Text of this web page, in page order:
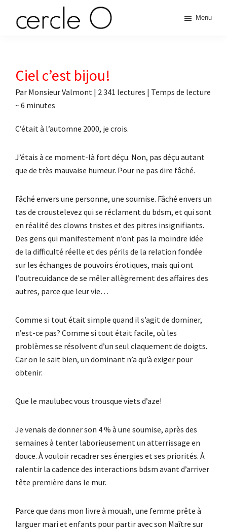
principale
O
érotique
Menu
Ciel c’est bijou!
Par Monsieur Valmont | 2 341 lectures | Temps de lecture
~ 6 minutes
C’était à l’automne 2000, je crois.
J’étais à ce moment-là fort déçu. Non, pas déçu autant
que de très mauvaise humeur. Pour ne pas dire fâché.
Fâché envers une personne, une soumise. Fâché envers un
tas de croustelevez qui se réclament du bdsm, et qui sont
en réalité des clowns tristes et des pitres insignifiants.
Des gens qui manifestement n’ont pas la moindre idée
de la difficulté réelle et des périls de la relation fondée
sur les échanges de pouvoirs érotiques, mais qui ont
l’outrecuidance de se mêler allègrement des affaires des
autres, parce que leur vie…
Comme si tout était simple quand il s’agit de dominer,
n’est-ce pas? Comme si tout était facile, où les
problèmes se résolvent d’un seul claquement de doigts.
Car on le sait bien, un dominant n’a qu’à exiger pour
obtenir.
Que le maulubec vous trousque viets d’aze!
Je venais de donner son 4 % à une soumise, après des
semaines à tenter laborieusement un atterrissage en
douce. À vouloir recadrer ses énergies et ses priorités. À
ralentir la cadence des interactions bdsm avant d’arriver
tête première dans le mur.
Parce que dans mon livre à mouah, une femme prête à
larguer mari et enfants pour partir avec son Maître sur